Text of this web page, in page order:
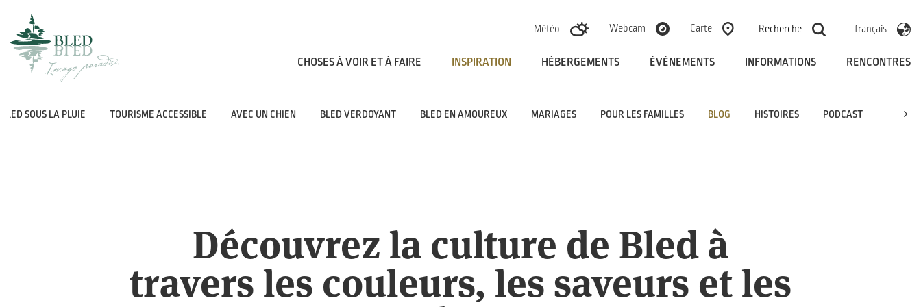
Météo
Webcam Carte Recherche français
CHOSES À VOIR ET À FAIRE INSPIRATION HÉBERGEMENTS ÉVÉNEMENTS INFORMATIONS RENCONTRES
BLED SOUS LA PLUIE TOURISME ACCESSIBLE AVEC UN CHIEN BLED VERDOYANT BLED EN AMOUREUX MARIAGES POUR LES FAMILLES BLOG HISTOIRES PODCAST
Découvrez la culture de Bled à
travers les couleurs, les saveurs et les